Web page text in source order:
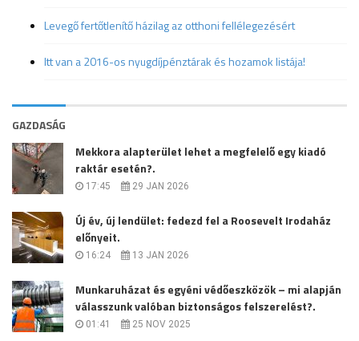
Levegő fertőtlenítő házilag az otthoni fellélegezésért
Itt van a 2016-os nyugdíjpénztárak és hozamok listája!
GAZDASÁG
Mekkora alapterület lehet a megfelelő egy kiadó
raktár esetén?.
17:45 29 JAN 2026
Új év, új lendület: fedezd fel a Roosevelt Irodaház
előnyeit.
16:24 13 JAN 2026
Munkaruházat és egyéni védőeszközök – mi alapján
válasszunk valóban biztonságos felszerelést?.
01:41 25 NOV 2025